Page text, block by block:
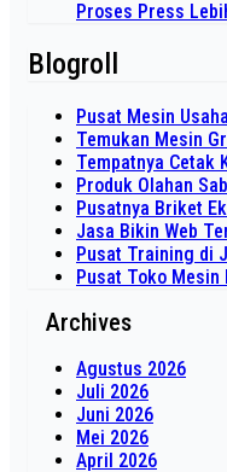
Proses Press
Blogroll
Pusat Mesin
Temukan Mesin
Tempatnya Cetak
Produk Olahan
Pusatnya Briket
Jasa Bikin Web
Pusat Training di
Pusat Toko Mesin
Archives
Agustus 2026
Juli 2026
Juni 2026
Mei 2026
April 2026